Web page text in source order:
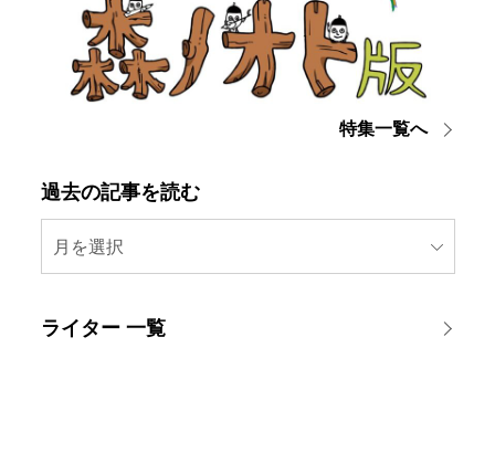
特集一覧へ
過去の記事を読む
月を選択
ライター 一覧